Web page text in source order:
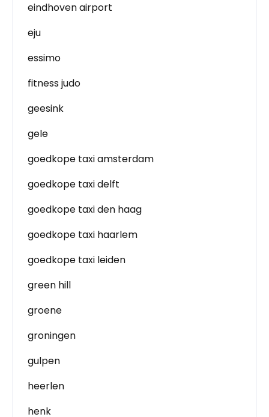
eindhoven airport
eju
essimo
fitness judo
geesink
gele
goedkope taxi amsterdam
goedkope taxi delft
goedkope taxi den haag
goedkope taxi haarlem
goedkope taxi leiden
green hill
groene
groningen
gulpen
heerlen
henk